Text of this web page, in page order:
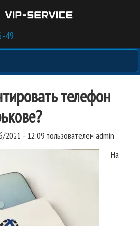
49
телефон
2021 - 12:09 пользователемadmin
На